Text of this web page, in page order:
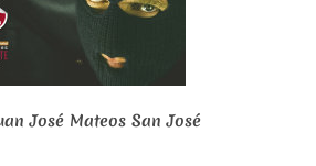
José Mateos San José